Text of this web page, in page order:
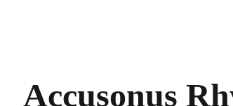
Accusonus